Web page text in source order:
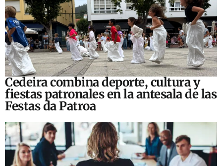
Cedeira combina deporte, cultura y
fiestas patronales en la antesala de las
Festas da Patroa